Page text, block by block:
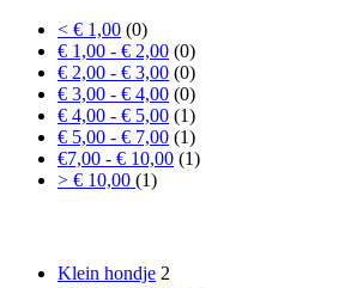
< € 1,00 (0)
€ 1,00 - € 2,00 (0)
€ 2,00 - € 3,00 (0)
€ 3,00 - € 4,00 (0)
€ 4,00 - € 5,00 (1)
€ 5,00 - € 7,00 (1)
€7,00 - € 10,00 (1)
> € 10,00 (1)
Klein hondje 2